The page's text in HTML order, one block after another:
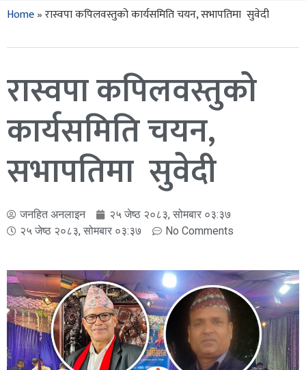
Home»रास्वपा कपिलवस्तुको कार्यसमिति चयन, सभापतिमा सुवेदी
रास्वपा कपिलवस्तुको
कार्यसमिति चयन,
सभापतिमा सुवेदी
जनहित अनलाइन
२५ जेष्ठ २०८३, सोमबार ०३:३७
२५ जेष्ठ २०८३, सोमबार ०३:३७
No Comments